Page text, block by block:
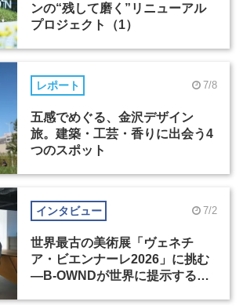
ンの“残して磨く”リニューアル
プロジェクト（1）
レポート 7/8
五感でめぐる、金沢デザイン
旅。建築・工芸・香りに出会う4
つのスポット
インタビュー 7/2
世界最古の美術展「ヴェネチ
ア・ビエンナーレ2026」に挑む
―B-OWNDが世界に提示する美